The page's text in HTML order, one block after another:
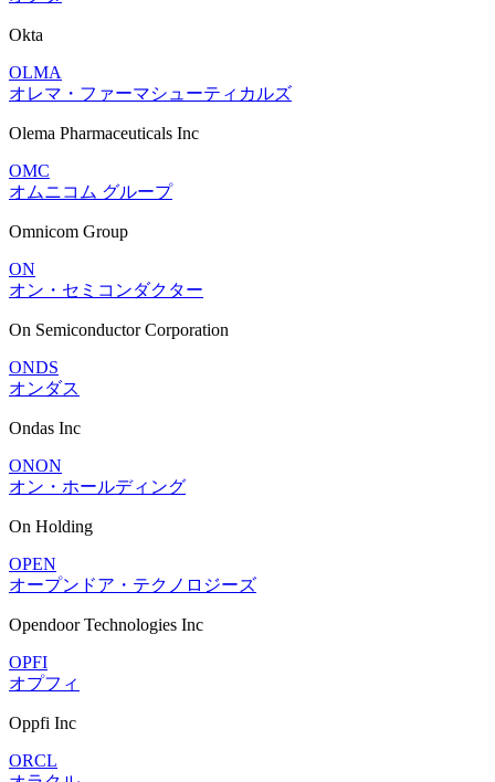
Okta
OLMA
オレマ・ファーマシューティカルズ
Olema Pharmaceuticals Inc
OMC
オムニコム グループ
Omnicom Group
ON
オン・セミコンダクター
On Semiconductor Corporation
ONDS
オンダス
Ondas Inc
ONON
オン・ホールディング
On Holding
OPEN
オープンドア・テクノロジーズ
Opendoor Technologies Inc
OPFI
オプフィ
Oppfi Inc
ORCL